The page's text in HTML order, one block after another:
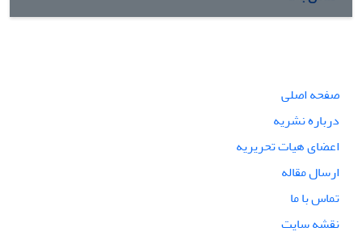
صفحه اصلی
درباره نشریه
اعضای هیات تحریریه
ارسال مقاله
تماس با ما
نقشه سایت